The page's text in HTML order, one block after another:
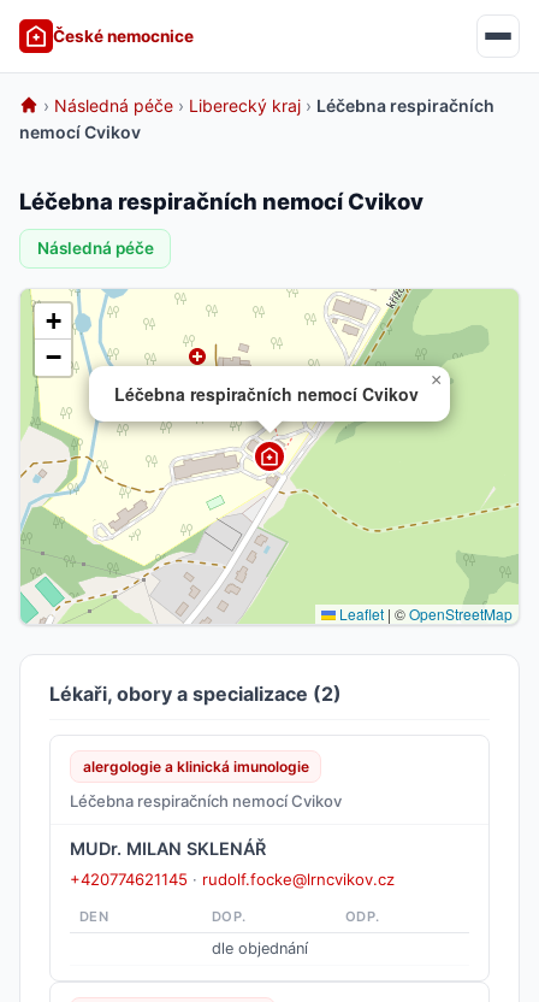
České nemocnice
› Následná péče › Liberecký kraj › Léčebna respiračních
nemocí Cvikov
Léčebna respiračních nemocí Cvikov
Následná péče
Léčebna respiračních nemocí Cvikov
×
+
−
Leaflet | ©OpenStreetMap
Lékaři, obory a specializace (2)
alergologie a klinická imunologie
Léčebna respiračních nemocí Cvikov
MUDr. MILAN SKLENÁŘ
+420774621145 · rudolf.focke@lrncvikov.cz
DEN DOP. ODP.
dle objednání